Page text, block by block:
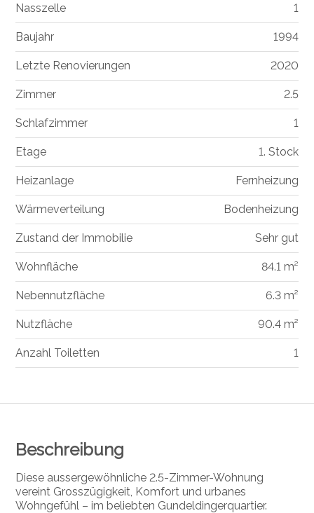
Beschreibung
Diese aussergewöhnliche 2.5-Zimmer-Wohnung
vereint Grosszügigkeit, Komfort und urbanes
Wohngefühl – im beliebten Gundeldingerquartier.
Nasszelle 1
Baujahr 1994
Letzte Renovierungen 2020
Zimmer 2.5
Schlafzimmer 1
Etage 1. Stock
Heizanlage Fernheizung
Wärmeverteilung Bodenheizung
Zustand der Immobilie Sehr gut
Wohnfläche 84.1 m²
Nebennutzfläche 6.3 m²
Nutzfläche 90.4 m²
Anzahl Toiletten 1